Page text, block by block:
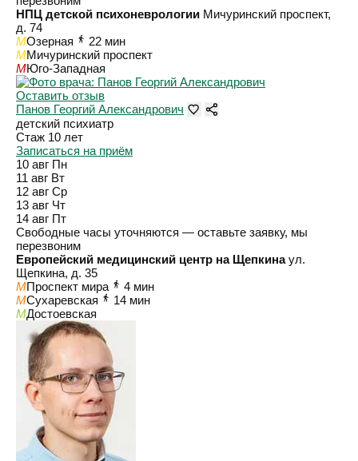
НПЦ детской психоневрологии Мичуринский проспект,
д. 74
MОзерная
22 мин
MМичуринский проспект
MЮго-Западная
Оставить отзыв
Панов Георгий Александрович
детский психиатр
Стаж 10 лет
Записаться на приём
10 авг Пн
11 авг Вт
12 авг Ср
13 авг Чт
14 авг Пт
Свободные часы уточняются — оставьте заявку, мы
перезвоним
Европейский медицинский центр на Щепкина ул.
Щепкина, д. 35
MПроспект мира
4 мин
MСухаревская
14 мин
MДостоевская